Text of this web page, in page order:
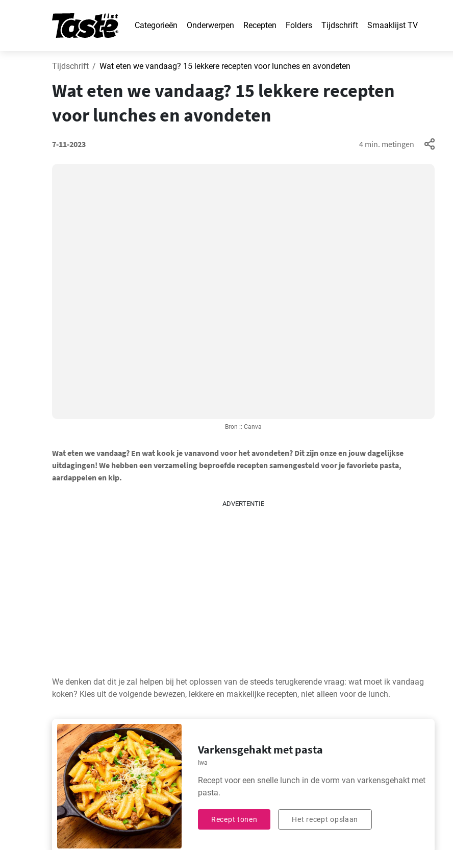
Categorieën Onderwerpen Recepten Folders Tijdschrift Smaaklijst TV
Tijdschrift Wat eten we vandaag? 15 lekkere recepten voor lunches en avondeten
Wat eten we vandaag? 15 lekkere recepten
voor lunches en avondeten
7-11-2023 4 min. metingen
Bron :: Canva
Wat eten we vandaag? En wat kook je vanavond voor het avondeten? Dit zijn onze en jouw dagelijkse
uitdagingen! We hebben een verzameling beproefde recepten samengesteld voor je favoriete pasta,
aardappelen en kip.
ADVERTENTIE
We denken dat dit je zal helpen bij het oplossen van de steeds terugkerende vraag: wat moet ik vandaag
koken? Kies uit de volgende bewezen, lekkere en makkelijke recepten, niet alleen voor de lunch.
Varkensgehakt met pasta
Iwa
Recept voor een snelle lunch in de vorm van varkensgehakt met
pasta.
Recept tonen Het recept opslaan